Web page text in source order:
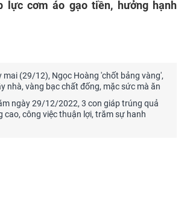
lực cơm áo gạo tiền, hưởng hạnh
mai (29/12), Ngọc Hoàng 'chốt bảng vàng',
nhà, vàng bạc chất đống, mặc sức mà ăn
ngày 29/12/2022, 3 con giáp trúng quả
cao, công việc thuận lợi, trăm sự hanh